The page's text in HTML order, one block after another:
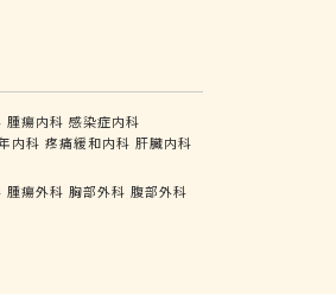
腫瘍内科 感染症内科
内科 疼痛緩和内科 肝臓内科
腫瘍外科 胸部外科 腹部外科